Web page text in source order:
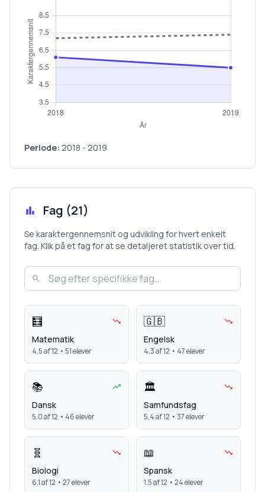
Periode: 2018 - 2019
Fag (21)
Se karaktergennemsnit og udvikling for hvert enkelt
fag. Klik på et fag for at se detaljeret statistik over tid.
🧮
Matematik
4,5af 12 • 51elever
🇬🇧
Engelsk
4,3af 12 • 47elever
📚
Dansk
5,0af 12 • 46elever
🏛️
Samfundsfag
5,4af 12 • 37elever
🧬
Biologi
6,1af 12 • 27elever
📖
Spansk
1,5af 12 • 24elever